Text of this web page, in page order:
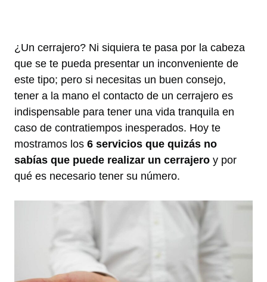
¿Un cerrajero? Ni siquiera te pasa por la cabeza
que se te pueda presentar un inconveniente de
este tipo; pero si necesitas un buen consejo,
tener a la mano el contacto de un cerrajero es
indispensable para tener una vida tranquila en
caso de contratiempos inesperados. Hoy te
mostramos los 6 servicios que quizás no
sabías que puede realizar un cerrajero y por
qué es necesario tener su número.